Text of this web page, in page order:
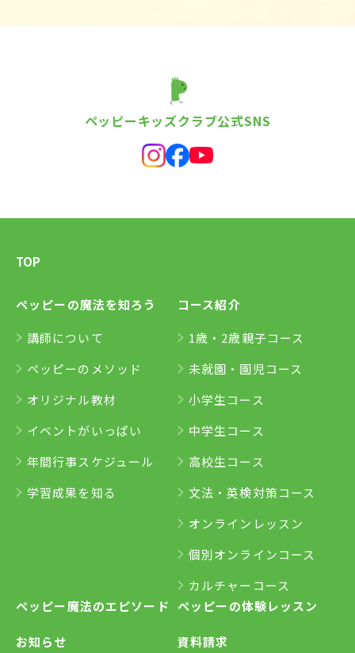
ペッピーキッズクラブ公式SNS
TOP
ペッピーの魔法を知ろう
講師について
ペッピーのメソッド
オリジナル教材
イベントがいっぱい
年間行事スケジュール
学習成果を知る
コース紹介
1歳・2歳親子コース
未就園・園児コース
小学生コース
中学生コース
高校生コース
文法・英検対策コース
オンラインレッスン
個別オンラインコース
カルチャーコース
ペッピー魔法のエピソード
お知らせ
ペッピーの体験レッスン
資料請求